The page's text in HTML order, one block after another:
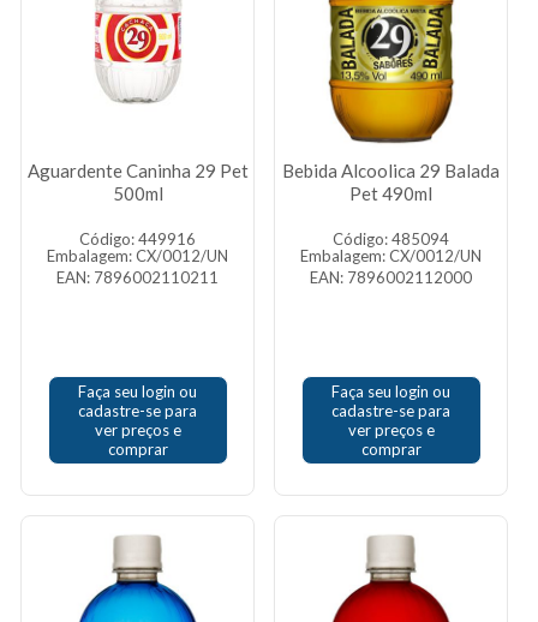
Aguardente Caninha 29 Pet
500ml
Código: 449916
Embalagem: CX/0012/UN
EAN: 7896002110211
Faça seu login ou
cadastre-se para
ver preços e
comprar
Bebida Alcoolica 29 Balada
Pet 490ml
Código: 485094
Embalagem: CX/0012/UN
EAN: 7896002112000
Faça seu login ou
cadastre-se para
ver preços e
comprar